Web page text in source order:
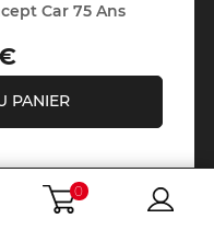
Car 75 Ans
PANIER
0